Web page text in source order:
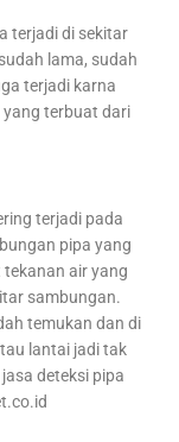
terjadi di sekitar
lama, sudah
terjadi karna
terbuat dari
terjadi pada
pipa yang
air yang
sambungan.
temukan dan di
lantai jadi tak
deteksi pipa